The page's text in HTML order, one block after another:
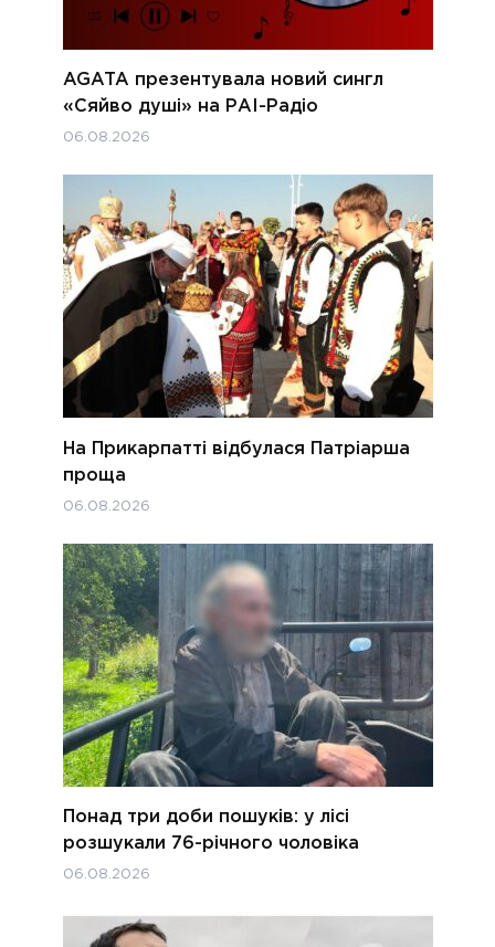
AGATA презентувала новий сингл
«Сяйво душі» на РАІ-Радіо
06.08.2026
На Прикарпатті відбулася Патріарша
проща
06.08.2026
Понад три доби пошуків: у лісі
розшукали 76-річного чоловіка
06.08.2026